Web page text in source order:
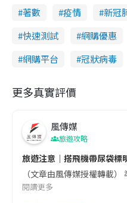
著數 疫情 新冠
快速測試
網購優惠
網購平台
冠狀病毒
更多真實評價
風傳媒
旅遊攻略
旅遊注意｜搭飛機帶尿袋
（文章由風傳媒授權轉載
閱讀更多